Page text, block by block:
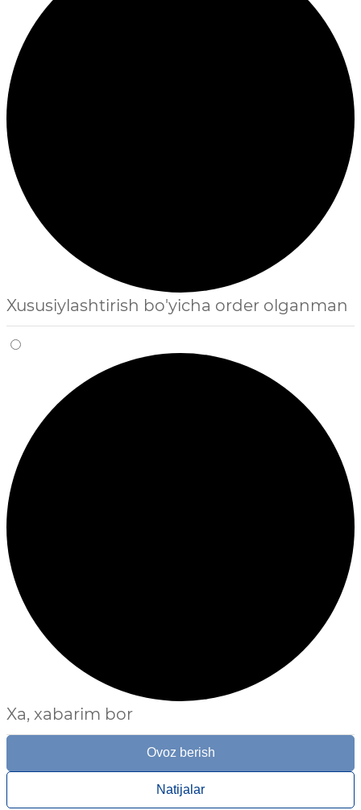
Xususiylashtirish bo'yicha order olganman
Xa, xabarim bor
Ovoz berish
Natijalar